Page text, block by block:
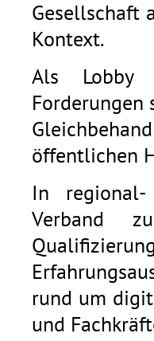
Gesellschaft
Kontext.
Als Lobby
Forderungen
öffentlichen
In regional-
Verband
rund um
und